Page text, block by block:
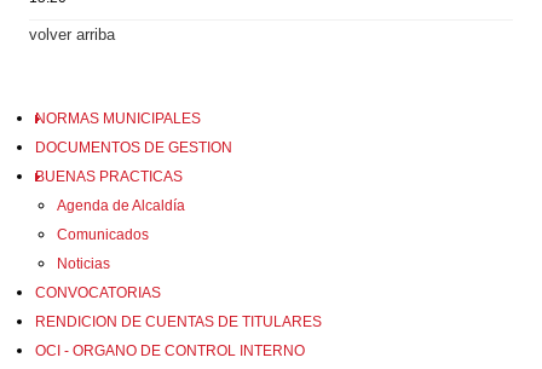
volver arriba
NORMAS MUNICIPALES
DOCUMENTOS DE GESTION
BUENAS PRACTICAS
Agenda de Alcaldía
Comunicados
Noticias
CONVOCATORIAS
RENDICION DE CUENTAS DE TITULARES
OCI - ORGANO DE CONTROL INTERNO